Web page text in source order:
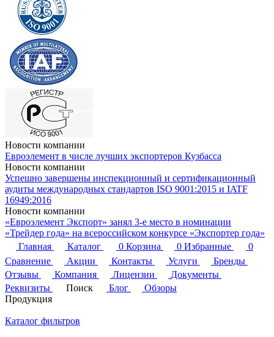
Новости компании
Евроэлемент в числе лучших экспортеров Кузбасса
Новости компании
Успешно завершены инспекционный и сертификационный
аудиты международных стандартов ISO 9001:2015 и IATF
16949:2016
Новости компании
«Евроэлемент Экспорт» занял 3-е место в номинации
«Трейдер года» на всероссийском конкурсе «Экспортер года»
Главная
Каталог 0 Корзина 0 Избранные
0
Сравнение
Акции Контакты Услуги
Бренды
Отзывы
Компания Лицензии
Документы
Реквизиты
Поиск Блог
Обзоры
Продукция
Каталог фильтров